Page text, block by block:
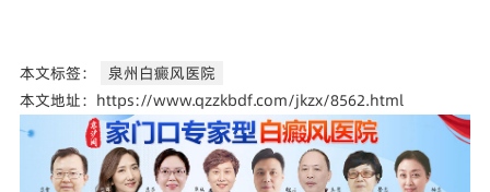
本文标签：
泉州白癜风医院
本文地址：https://www.qzzkbdf.com/jkzx/8562.html